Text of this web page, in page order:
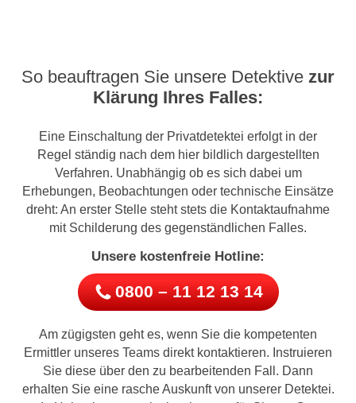
So beauftragen Sie unsere Detektive zur
Klärung Ihres Falles:
Eine Einschaltung der Privatdetektei erfolgt in der
Regel ständig nach dem hier bildlich dargestellten
Verfahren. Unabhängig ob es sich dabei um
Erhebungen, Beobachtungen oder technische Einsätze
dreht: An erster Stelle steht stets die Kontaktaufnahme
mit Schilderung des gegenständlichen Falles.
Unsere kostenfreie Hotline:
0800 – 11 12 13 14
Am zügigsten geht es, wenn Sie die kompetenten
Ermittler unseres Teams direkt kontaktieren. Instruieren
Sie diese über den zu bearbeitenden Fall. Dann
erhalten Sie eine rasche Auskunft von unserer Detektei.